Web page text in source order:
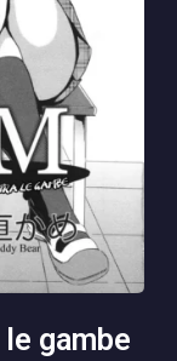
gambe